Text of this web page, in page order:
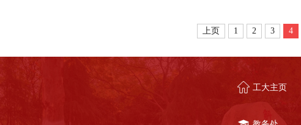
上页 1 2 3 4
工大主页